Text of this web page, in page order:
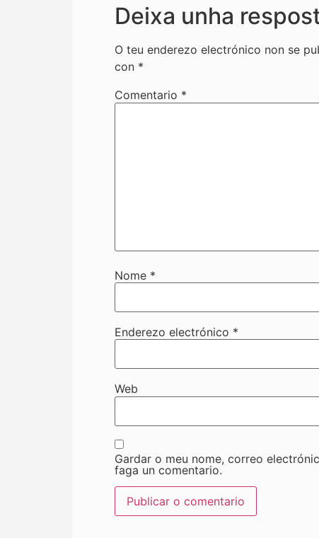
Deixa unha
O teu enderezo electrónico non se
con *
Comentario *
Nome *
Enderezo electrónico *
Web
Gardar o meu nome, correo
faga un comentario.